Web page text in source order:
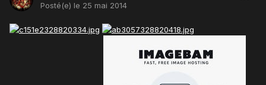
Posté(e) le 25 mai 2014